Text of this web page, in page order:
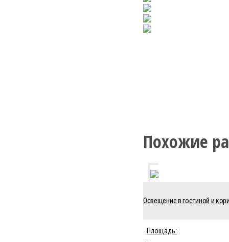
Похожие
Освещение в гостиной и
Площадь: